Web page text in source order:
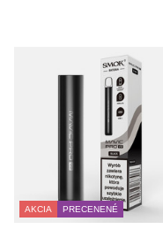
AKCIA PRECENENÉ